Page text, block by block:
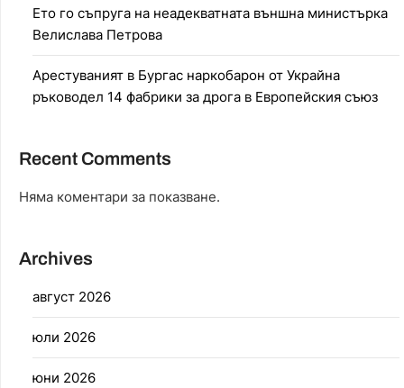
Ето го съпруга на неадекватната външна министърка
Велислава Петрова
Арестуваният в Бургас наркобарон от Украйна
ръководел 14 фабрики за дрога в Европейския съюз
Recent Comments
Няма коментари за показване.
Archives
август 2026
юли 2026
юни 2026